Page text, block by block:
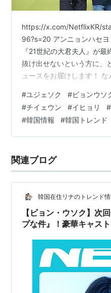
https://x.com/NetflixKR/
96?s=20 アンニョンハセ
『21世紀の大君夫人』が
抜け出せないという方に、
ュースをお届けします！
ラー出演を果たす新番組の
も、韓国で知らない人はい
新バラエティということで
になっているんです。 今
#ユジェソク #ビョンウソ
#チイェウン #イヒョリ #
#韓国情報 #韓国トレンド
関連ブログ
韓国在住リナのトレンド
【ビョン・ウソク】次
プな件』！豪華キャス